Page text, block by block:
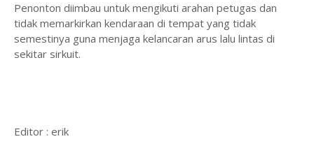
Penonton diimbau untuk mengikuti arahan petugas dan
tidak memarkirkan kendaraan di tempat yang tidak
semestinya guna menjaga kelancaran arus lalu lintas di
sekitar sirkuit.
Editor : erik